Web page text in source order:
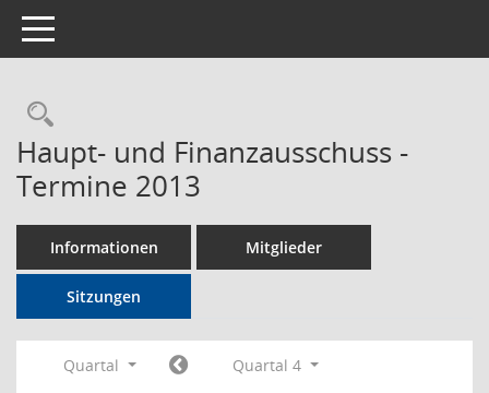
Toggle navigation
Rechercheauswahl
Haupt- und Finanzausschuss -
Termine 2013
Informationen Mitglieder
Sitzungen
Quartal
Quartal 4